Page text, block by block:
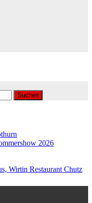
2026
Wirtin Restaurant Chutz